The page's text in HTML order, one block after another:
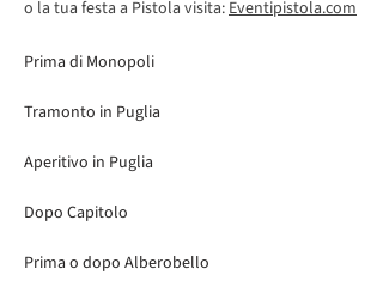
o la tua festa a Pistola visita:Eventipistola.com
Prima di Monopoli
Tramonto in Puglia
Aperitivo in Puglia
Dopo Capitolo
Prima o dopo Alberobello